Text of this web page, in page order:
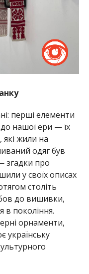
перші елементи
нашої ери — їх
які жили на
одяг був
згадки про
у своїх описах
століть
до вишивки,
в покоління.
орнаменти,
українську